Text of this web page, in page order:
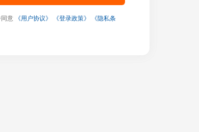
意 《用户协议》 《登录政策》
《隐私条